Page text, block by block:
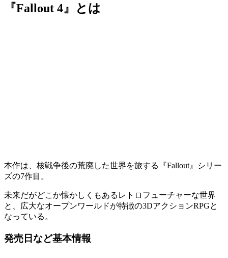
『Fallout 4』とは
本作は、核戦争後の荒廃した世界を旅する
『Fallout』シリー
ズの7作目 。
未来だがどこか懐かしくもあるレトロフューチャーな世界
と、
広大なオープンワールドが特徴の3DアクションRPGと
なっている。
発売日など基本情報